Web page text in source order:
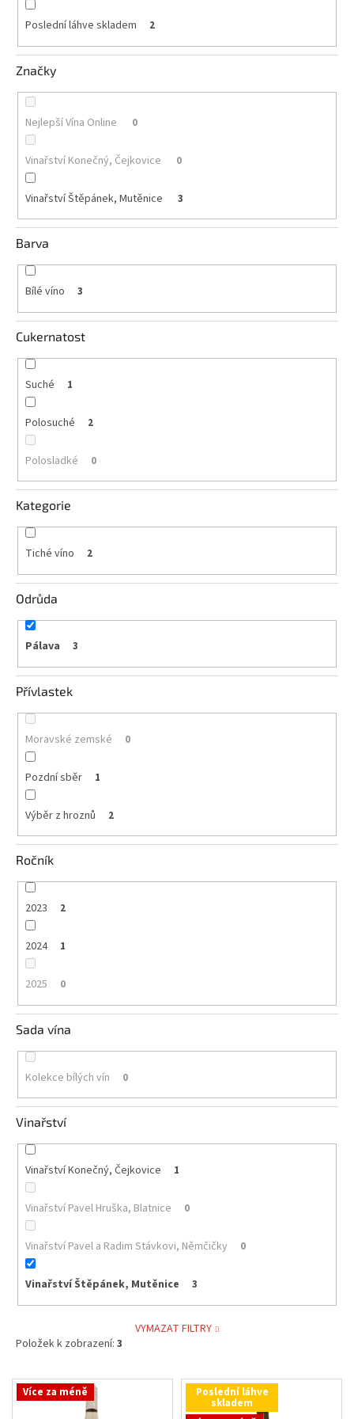
Akční
Poslední
skladem
Cuvée
vína
Vína
jakosti
Víno
podle
obsahu
cukru
Dárkové
vína
Delikatesy
vínu
Vývrtky
BiB
-
větší
objem
vína
Značky
Přihlášení
Poslední láhve skladem 2
Značky
Nejlepší Vína Online 0
Vinařství Konečný, Čejkovice 0
Vinařství Štěpánek, Mutěnice 3
Barva
Bílé víno 3
Cukernatost
Suché 1
Polosuché 2
Polosladké 0
Kategorie
Tiché víno 2
Odrůda
Pálava 3
Přívlastek
Moravské zemské 0
Pozdní sběr 1
Výběr z hroznů 2
Ročník
2023 2
2024 1
2025 0
Sada vína
Kolekce bílých vín 0
Vinařství
Vinařství Konečný, Čejkovice 1
Vinařství Pavel Hruška, Blatnice 0
Vinařství Pavel a Radim Stávkovi, Němčičky 0
Vinařství Štěpánek, Mutěnice 3
VYMAZAT FILTRY
Položek k zobrazení: 3
V Více za méně Poslední láhve
skladem